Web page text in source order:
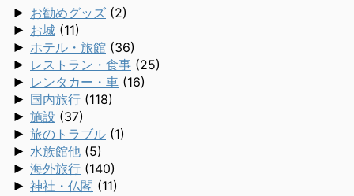
► お勧めグッズ (2)
► お城 (11)
► ホテル・旅館 (36)
► レストラン・食事 (25)
► レンタカー・車 (16)
► 国内旅行 (118)
► 施設 (37)
► 旅のトラブル (1)
► 水族館他 (5)
► 海外旅行 (140)
► 神社・仏閣 (11)